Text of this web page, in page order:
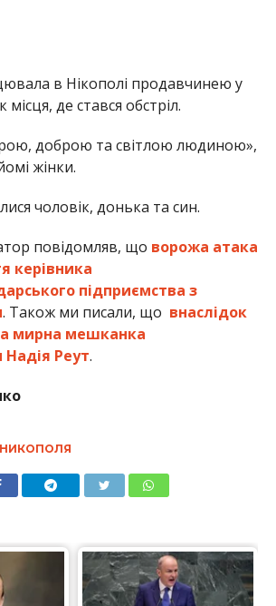
в Нікополі продавчинею у
місця, де стався обстріл.
доброю та світлою людиною»,
жінки.
чоловік, донька та син.
повідомляв, що ворожа атака
керівника
підприємства з
. Також ми писали, що внаслідок
мирна мешканка
Реут.